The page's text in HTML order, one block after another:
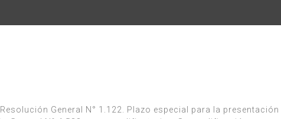
General N° 1.122. Plazo especial para la presentación